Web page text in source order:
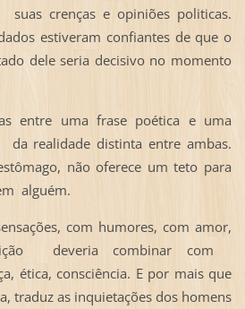
suas crenças e opiniões politicas.
estiveram confiantes de que o
dele seria decisivo no momento
entre uma frase poética e uma
da realidade distinta entre ambas.
não oferece um teto para
alguém.
com humores, com amor,
deveria combinar com
ética, consciência. E por mais que
traduz as inquietações dos homens